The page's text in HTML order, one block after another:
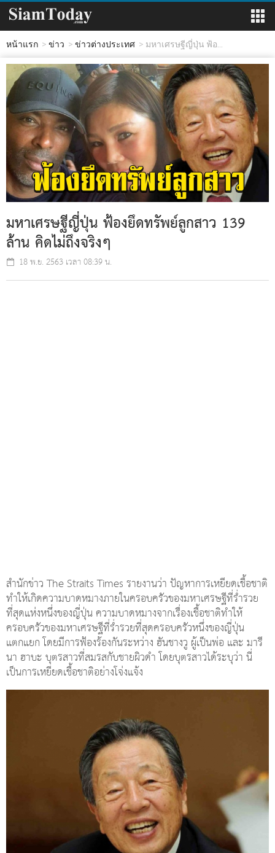
หน้าแรก ข่าว ข่าวต่างประเทศ มหาเศรษฐีญี่ปุ่น ฟ้อ...
มหาเศรษฐีญี่ปุ่น ฟ้องยึดทรัพย์ลูกสาว 139
ล้าน คิดไม่ถึงจริงๆ
18 พ.ย. 2563 เวลา 08:39 น.
สำนักข่าว The Straits Times รายงานว่า ปัญหาการเหยียดเชื้อชาติ
ทำให้เกิดความบาดหมางภายในครอบครัวของมหาเศรษฐีที่ร่ำรวย
ที่สุดแห่งหนึ่งของญี่ปุ่น ความบาดหมางจากเรื่องเชื้อชาติทำให้
ครอบครัวของมหาเศรษฐีที่ร่ำรวยที่สุดครอบครัวหนึ่งของญี่ปุ่น
แตกแยก โดยมีการฟ้องร้องกันระหว่าง ฮันชางวู ผู้เป็นพ่อ และ มารี
นา ฮาบะ บุตรสาวที่สมรสกับชายผิวดำ โดยบุตรสาวได้ระบุว่า นี่
เป็นการเหยียดเชื้อชาติอย่างโจ่งแจ้ง